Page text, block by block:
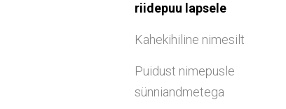
riidepuu lapsele
Kahekihiline nimesilt
Puidust nimepusle
sünniandmetega